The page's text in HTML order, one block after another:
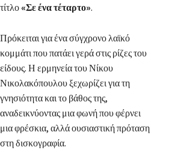
τίτλο «Σε ένα τέταρτο».
Πρόκειται για ένα σύγχρονο λαϊκό
κομμάτι που πατάει γερά στις ρίζες του
είδους. Η ερμηνεία του Νίκου
Νικολακόπουλου ξεχωρίζει για τη
γνησιότητα και το βάθος της,
αναδεικνύοντας μια φωνή που φέρνει
μια φρέσκια, αλλά ουσιαστική πρόταση
στη δισκογραφία.